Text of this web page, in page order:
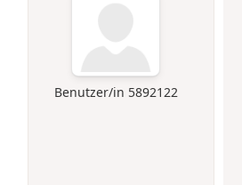
Benutzer/in 5892122